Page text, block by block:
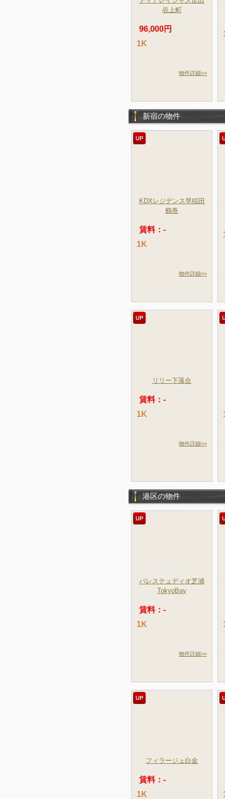
谷上町
96,000円
1K
物件詳細>>
新宿の物件
UP
KDXレジデンス早稲田
鶴巻
賃料：-
1K
物件詳細>>
UP
リリー下落合
賃料：-
1K
物件詳細>>
港区の物件
UP
パレステュディオ芝浦
TokyoBay
賃料：-
1K
物件詳細>>
UP
フィラージュ白金
賃料：-
1K